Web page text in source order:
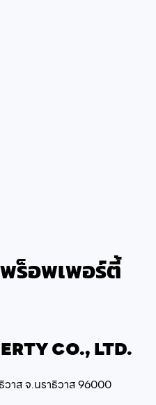
ร็อพเพอร์ตี้
CO., LTD.
วาส จ.นราธิวาส 96000